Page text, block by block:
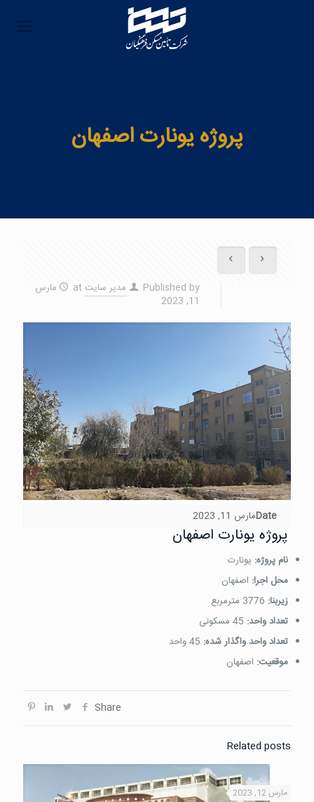
پروژه یونارت اصفهان
Published by مدیر سایت at
مارس
11, 2023
Dateمارس 11, 2023
پروژه یونارت اصفهان
نام پروژه: یونارت
محل اجرا: اصفهان
زیربنا:
تعداد واحد:
تعداد واحد واگذار شده:
موقعیت: اصفهان
Share
Related posts
مارس 12, 2023